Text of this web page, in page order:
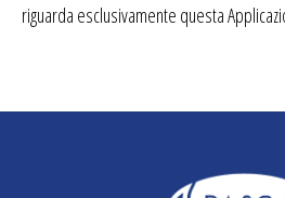
riguarda esclusivamente questa